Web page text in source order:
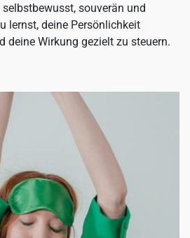
souverän und
lernst, deine Persönlichkeit
deine Wirkung gezielt zu steuern.